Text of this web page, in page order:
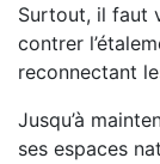
Surtout, il faut
contrer
reconnectant
Jusqu’à
ses espaces